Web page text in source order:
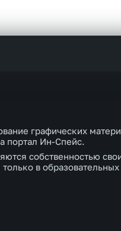
графических
портал Ин-Спейс.
собственностью
в образовательных